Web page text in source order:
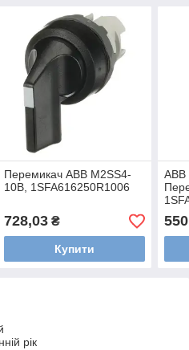
Перемикач ABB M2SS4-
10B, 1SFA616250R1006
728,03₴
Купити
ABB
рік